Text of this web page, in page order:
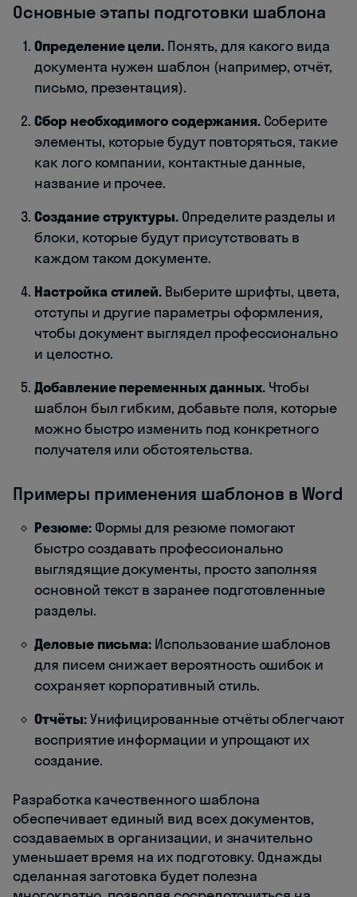
Основные этапы подготовки шаблона
Определение цели. Понять, для какого вида
документа нужен шаблон (например, отчёт,
письмо, презентация).
Сбор необходимого содержания.Соберите
элементы, которые будут повторяться, такие
как лого компании, контактные данные,
название и прочее.
Создание структуры. Определите разделы и
блоки, которые будут присутствовать в
каждом таком документе.
Настройка стилей. Выберите шрифты, цвета,
отступы и другие параметры оформления,
чтобы документ выглядел профессионально
и целостно.
Добавление переменных данных.Чтобы
шаблон был гибким, добавьте поля, которые
можно быстро изменить под конкретного
получателя или обстоятельства.
Примеры применения шаблонов в Word
Резюме:Формы для резюме помогают
быстро создавать профессионально
выглядящие документы, просто заполняя
основной текст в заранее подготовленные
разделы.
Деловые письма: Использование шаблонов
для писем снижает вероятность ошибок и
сохраняет корпоративный стиль.
Отчёты:Унифицированные отчёты облегчают
восприятие информации и упрощают их
создание.
Разработка качественного шаблона
обеспечивает единый вид всех документов,
создаваемых в организации, и значительно
уменьшает время на их подготовку. Однажды
сделанная заготовка будет полезна